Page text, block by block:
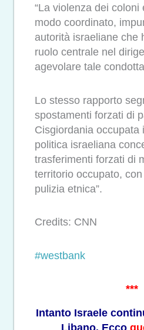
“La violenza dei coloni
modo coordinato,
autorità israeliane che
ruolo centrale nel
agevolare tale
Lo stesso rapporto
spostamenti forzati di
Cisgiordania occupata
politica israeliana
trasferimenti forzati di
territorio occupato,
pulizia etnica”.
Credits: CNN
#westbank
***
Intanto Israele
Libano. Ecco